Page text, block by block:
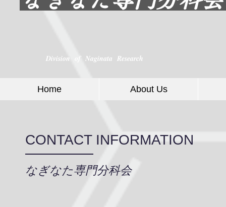
Division of Naginata Research
Home About Us
CONTACT INFORMATION
なぎなた専門分科会​